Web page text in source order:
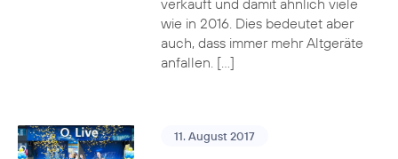
verkauft und damit ähnlich viele
wie in 2016. Dies bedeutet aber
auch, dass immer mehr Altgeräte
anfallen. […]
11. August 2017